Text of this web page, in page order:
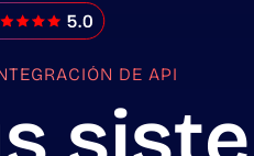
DE API